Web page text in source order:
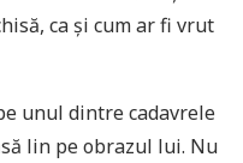
ca și cum ar fi vrut
unul dintre cadavrele
lin pe obrazul lui. Nu